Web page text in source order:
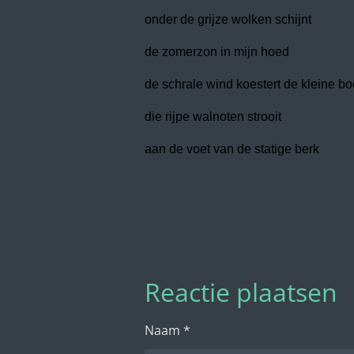
onder de grijze wolken schijnt
de zomerzon in mijn hoed
de schrale wind koestert de kleine
die rijpe walnoten strooit
aan de voet van de statige berk
Reactie plaatsen
Naam *